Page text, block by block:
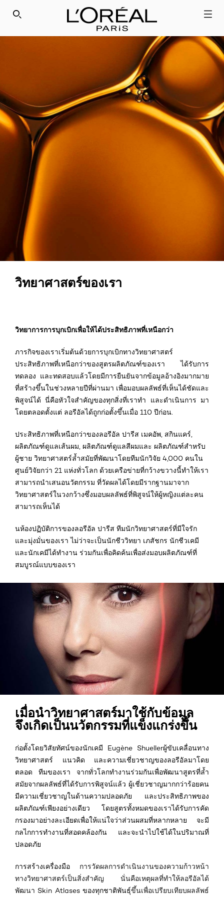
SEARCH THIS SITE
วิทยาศาสตร์ของเรา
วิทยาการการบุกเบิกเพื่อให้ได้ประสิทธิภาพที่เหนือกว่า
ภารกิจของเราเริ่มต้นด้วยการบุกเบิกทางวิทยาศาสตร์
ประสิทธิภาพที่เหนือกว่าของสูตรผลิตภัณฑ์ของเรา ได้รับการ
ทดลอง และทดสอบแล้วโดยมีการยืนยันจากข้อมูลอ้างอิงมากมาย
ที่สร้างขึ้นในช่วงหลายปีที่ผ่านมา เพื่อมอบผลลัพธ์ที่เห็นได้ชัดและ
พิสูจน์ได้ นี่คือหัวใจสำคัญของทุกสิ่งที่เราทำ และดำเนินการ มา
โดยตลอดตั้งแต่ ลอรีอัลได้ถูกก่อตั้งขึ้นเมื่อ 110 ปีก่อน.
ประสิทธิภาพที่เหนือกว่าของลอรีอัล ปารีส เมคอัพ, สกินแคร์,
ผลิตภัณฑ์ดูแลเส้นผม, ผลิตภัณฑ์ดูแลสีผมและ ผลิตภัณฑ์สำหรับ
ผู้ชาย วิทยาศาสตร์ล้ำสมัยที่พัฒนาโดยทีมนักวิจัย 4,000 คนใน
ศูนย์วิจัยกว่า 21 แห่งทั่วโลก ด้วยเครือข่ายที่กว้างขวางนี้ทำให้เรา
สามารถนำเสนอนวัตกรรม ที่วัดผลได้โดยมีรากฐานมาจาก
วิทยาศาสตร์ในวงกว้างซึ่งมอบผลลัพธ์ที่พิสูจน์ให้ผู้หญิงแต่ละคน
สามารถเห็นได้
นห้องปฏิบัติการของลอรีอัล ปารีส ทีมนักวิทยาศาสตร์ที่มีใจรัก
และมุ่งมั่นของเรา ไม่ว่าจะเป็นนักชีววิทยา เภสัชกร นักชีวเคมี
และนักเคมีได้ทำงาน ร่วมกันเพื่อคิดค้นเพื่อส่งมอบผลิตภัณฑ์ที่
สมบูรณ์แบบของเรา
เมื่อนำวิทยาศาสตร์มาใช้กับข้อมูล
จึงเกิดเป็นนวัตกรรมที่แข็งแกร่งขึ้น
ก่อตั้งโดยวิสัยทัศน์ของนักเคมี Eugène Shuellerผู้ขับเคลื่อนทาง
วิทยาศาสตร์ แนวคิด และความเชี่ยวชาญของลอรีอัลมาโดย
ตลอด ทีมของเรา จากทั่วโลกทำงานร่วมกันเพื่อพัฒนาสูตรที่ล้ำ
สมัยจากผลลัพธ์ที่ได้รับการพิสูจน์แล้ว ผู้เชี่ยวชาญมากกว่าร้อยคน
มีความเชี่ยวชาญในด้านความปลอดภัย และประสิทธิภาพของ
ผลิตภัณฑ์เพียงอย่างเดียว โดยสูตรทั้งหมดของเราได้รับการคัด
กรองมาอย่างละเอียดเพื่อให้แน่ใจว่าส่วนผสมที่หลากหลาย จะมี
กลไกการทำงานที่สอดคล้องกัน และจะนำไปใช้ได้ในปริมาณที่
ปลอดภัย
การสร้างเครื่องมือ การวัดผลการดำเนินงานของความก้าวหน้า
ทางวิทยาศาสตร์เป็นสิ่งสำคัญ นั่นคือเหตุผลที่ทำให้ลอรีอัลได้
พัฒนา Skin Atlases ของทุกชาติพันธุ์ขึ้นเพื่อเปรียบเทียบผลลัพธ์